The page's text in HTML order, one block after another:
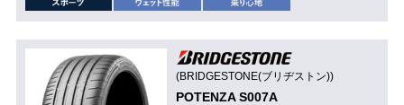
(BRIDGESTONE(ブリヂストン))
POTENZA S007A